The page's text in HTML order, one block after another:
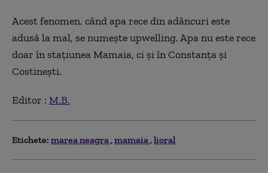
Acest fenomen. când apa rece din adâncuri este
adusă la mal, se numește upwelling. Apa nu este rece
doar în stațiunea Mamaia, ci și în Constanța și
Costinești.
Editor : M.B.
Etichete: marea neagra mamaia lioral